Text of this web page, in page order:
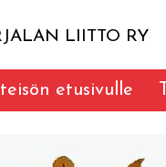
LIITTO RY
etusivulle